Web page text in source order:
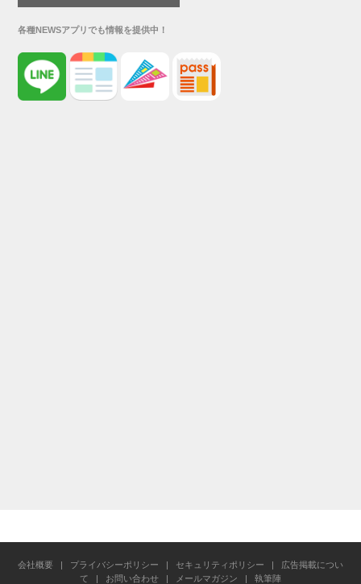
各種NEWSアプリでも情報を提供中！
会社概要 プライバシーポリシー セキュリティポリシー
広告掲載につい
て
お問い合わせ メールマガジン 執筆陣